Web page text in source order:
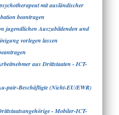
mit ausländischer
beantragen
jugendlichen Auszubildenden und
vorlegen lassen
aus Drittstaaten - ICT-
pair-Beschäftigte (Nicht-EU/EWR)
- Mobiler-ICT-